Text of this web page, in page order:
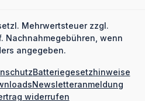
Mehrwertsteuer zzgl.
Nachnahmegebühren, wenn
angegeben.
Batteriegesetzhinweise
Newsletteranmeldung
widerrufen